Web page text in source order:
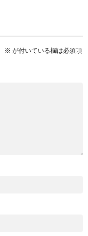
※ が付いている欄は必須項